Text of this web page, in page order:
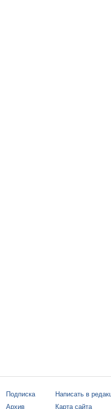
Подписка
Архив
Написать в
Карта сайта